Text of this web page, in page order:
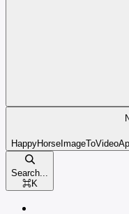
Search...
⌘K